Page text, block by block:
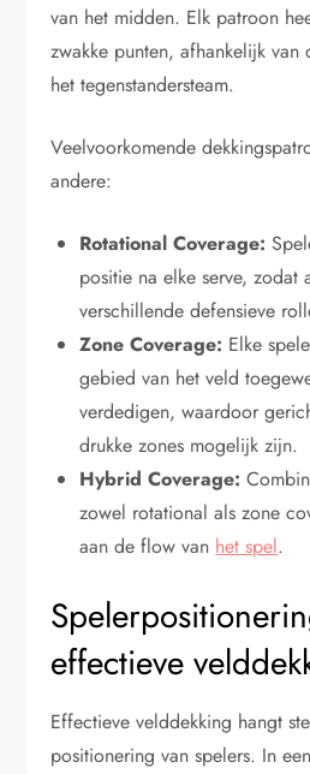
van het midden. Elk patroon
zwakke punten, afhankelijk
het tegenstandersteam.
Veelvoorkomende
andere:
Rotational Coverage:
positie na elke serve, zodat
verschillende defensieve
Zone Coverage: Elke
gebied van het veld
verdedigen, waardoor
drukke zones mogelijk zijn.
Hybrid Coverage:
zowel rotational als zone
aan de flow van het spel.
effectieve
Effectieve velddekking hangt
positionering van spelers. In